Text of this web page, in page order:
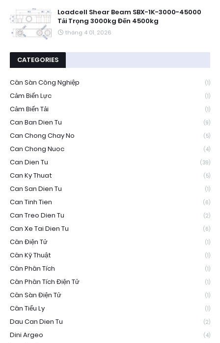
Loadcell Shear Beam SBX-1K-3000-45000
Tải Trọng 3000kg Đến 4500kg
tháng 4 01, 2026
CATEGORIES
Cân Sàn Công Nghiệp (1)
Cảm Biến Lực (1)
Cảm Biến Tải (1)
Can Ban Dien Tu (9)
Can Chong Chay No (5)
Can Chong Nuoc (4)
Can Dien Tu (39)
Can Ky Thuat (5)
Can San Dien Tu (1)
Can Tinh Tien (6)
Can Treo Dien Tu (2)
Can Xe Tai Dien Tu (6)
Cân Điện Tử (1)
Cân Kỹ Thuật (1)
Cân Phân Tích (1)
Cân Phân Tích Điện Tử (1)
Cân Sàn Điện Tử (1)
Cân Tiểu Ly (1)
Dau Can Dien Tu (2)
Dini Argeo (4)